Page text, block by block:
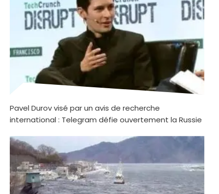
Pavel Durov visé par un avis de recherche
international : Telegram défie ouvertement la Russie